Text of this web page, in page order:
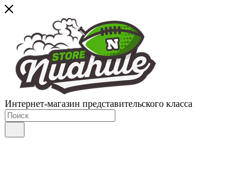
Интернет-магазин представительского класса